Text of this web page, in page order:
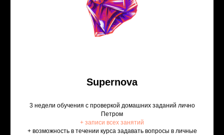
Supernova
3 недели обучения с проверкой домашних заданий лично
Петром
+ записи всех занятий
+ возможность в течении курса задавать вопросы в личные